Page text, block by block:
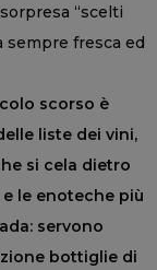
“scelti
sempre fresca ed
scorso è
liste dei vini,
si cela dietro
le enoteche più
servono
bottiglie di